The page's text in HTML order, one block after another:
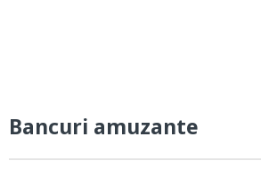
Bancuri amuzante